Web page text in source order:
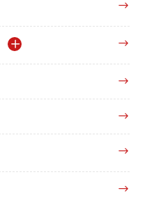
Württemberg
Jahrhundert